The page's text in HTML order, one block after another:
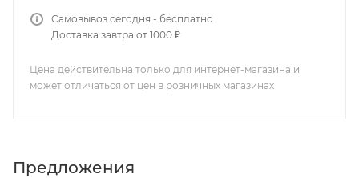
Самовывоз сегодня - бесплатно
Доставка завтра от 1000 ₽
Цена действительна только для интернет-магазина и
может отличаться от цен в розничных магазинах
Предложения